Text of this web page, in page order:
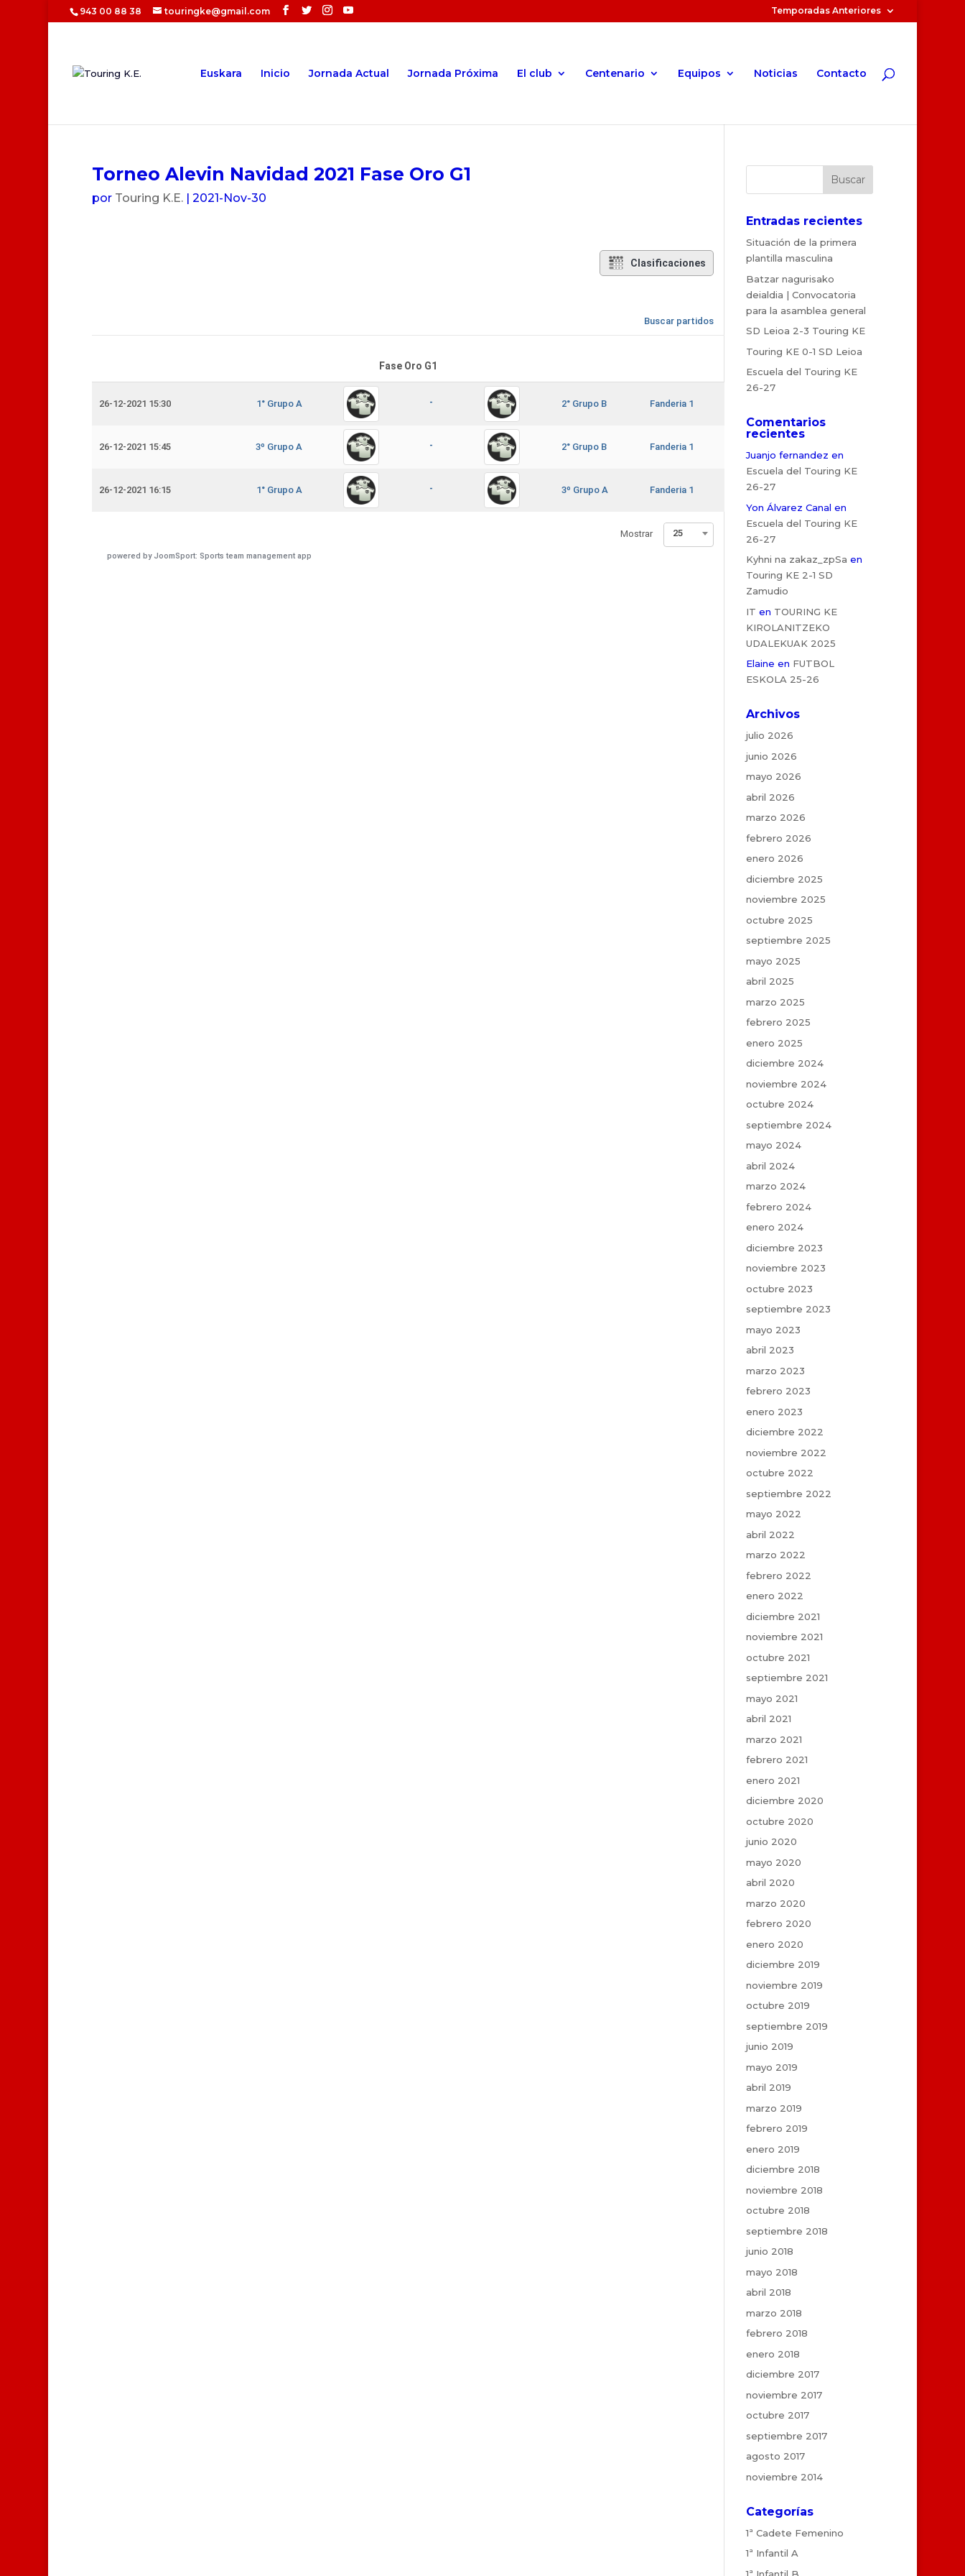
943 00 88 38 touringke@gmail.com Temporadas Anteriores
Euskara Inicio Jornada Actual Jornada Próxima El club Centenario Equipos Noticias Contacto
Torneo Alevin Navidad 2021 Fase Oro G1
por Touring K.E.| 2021-Nov-30
Clasificaciones
Buscar partidos
Fase Oro G1
26-12-2021 15:30 1° Grupo A - 2° Grupo B Fanderia 1
26-12-2021 15:45 3º Grupo A - 2° Grupo B Fanderia 1
26-12-2021 16:15 1° Grupo A - 3º Grupo A Fanderia 1
Mostrar 25
powered by JoomSport: Sports team management app
Entradas recientes
Situación de la primera
plantilla masculina
Batzar nagurisako
deialdia | Convocatoria
para la asamblea general
SD Leioa 2-3 Touring KE
Touring KE 0-1 SD Leioa
Escuela del Touring KE
26-27
Comentarios
recientes
Juanjo fernandez en
Escuela del Touring KE
26-27
Yon Álvarez Canal en
Escuela del Touring KE
26-27
Kyhni na zakaz_zpSa en
Touring KE 2-1 SD
Zamudio
IT en TOURING KE
KIROLANITZEKO
UDALEKUAK 2025
Elaine en FUTBOL
ESKOLA 25-26
Archivos
julio 2026
junio 2026
mayo 2026
abril 2026
marzo 2026
febrero 2026
enero 2026
diciembre 2025
noviembre 2025
octubre 2025
septiembre 2025
mayo 2025
abril 2025
marzo 2025
febrero 2025
enero 2025
diciembre 2024
noviembre 2024
octubre 2024
septiembre 2024
mayo 2024
abril 2024
marzo 2024
febrero 2024
enero 2024
diciembre 2023
noviembre 2023
octubre 2023
septiembre 2023
mayo 2023
abril 2023
marzo 2023
febrero 2023
enero 2023
diciembre 2022
noviembre 2022
octubre 2022
septiembre 2022
mayo 2022
abril 2022
marzo 2022
febrero 2022
enero 2022
diciembre 2021
noviembre 2021
octubre 2021
septiembre 2021
mayo 2021
abril 2021
marzo 2021
febrero 2021
enero 2021
diciembre 2020
octubre 2020
junio 2020
mayo 2020
abril 2020
marzo 2020
febrero 2020
enero 2020
diciembre 2019
noviembre 2019
octubre 2019
septiembre 2019
junio 2019
mayo 2019
abril 2019
marzo 2019
febrero 2019
enero 2019
diciembre 2018
noviembre 2018
octubre 2018
septiembre 2018
junio 2018
mayo 2018
abril 2018
marzo 2018
febrero 2018
enero 2018
diciembre 2017
noviembre 2017
octubre 2017
septiembre 2017
agosto 2017
noviembre 2014
Categorías
1ª Cadete Femenino
1ª Infantil A
1ª Infantil B